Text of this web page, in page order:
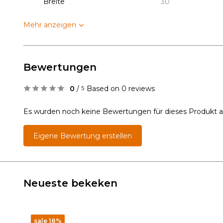
Mehr anzeigen
Bewertungen
0 / 5 Based on 0 reviews
Es wurden noch keine Bewertungen für dieses Produkt
Eigene Bewertung erstellen
Neueste bekeken
sale 18%